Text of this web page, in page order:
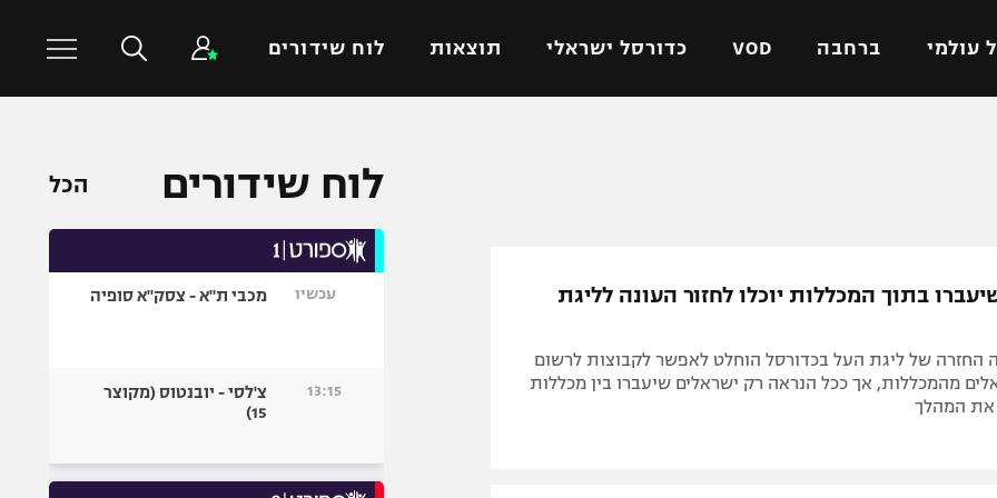
עולמי ברחבה VOD כדורסל ישראלי תוצאות לוח שידורים
ישראל
ליגה איטלקית
הפועל ירושלים
כדורסל עולמי
כדורעף
ספורט אולימפי
היאבקות WWE
בתוך המכללות יוכלו לחזור העונה לליגת
החזרה של ליגת העל בכדורסל הוחלט לאפשר לקבוצות לרשום
מהמכללות, אך ככל הנראה רק ישראלים שיעברו בין מכללות
את המהלך
לוח שידורים הכל
עכשיו מכבי ת"א - צסק"א סופיה
13:15
צ'לסי - יובנטוס (מקוצר
15)